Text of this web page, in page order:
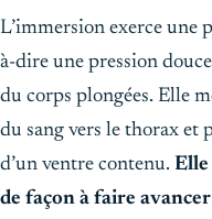
L’immersion exerce une
à-dire une pression
du corps plongées. Elle
du sang vers le thorax et
d’un ventre contenu. Elle
de façon à faire